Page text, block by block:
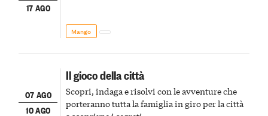
17 AGO
Mango
07 AGO
10 AGO
Il gioco della città
Scopri, indaga e risolvi con le avventure che
porteranno tutta la famiglia in giro per la città